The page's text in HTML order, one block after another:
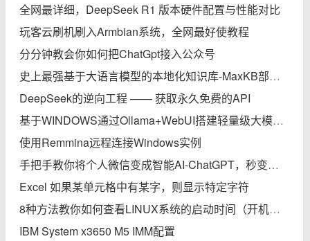
全网最详细，DeepSeek R1 版本硬件配置与性能对比
玩客云刷机刷入Armbian系统，全网最好使教程
分分钟教会你如何把ChatGpt接入公众号
史上最强基于大语言模型的本地化知识库-MaxKB部署实践完全指南
DeepSeek的逆向工程 —— 获取永久免费的API
基于WINDOWS通过Ollama+WebUI搭建轻量级大模型本地知识库
使用Remmina远程连接Windows实例
手把手教你将个人微信变成智能AI-ChatGPT，秒变专家
Excel 如果某单元格中有某字，则显示特定字符
8种方法教你如何查看LINUX系统的启动时间（开机后的运行时间）
IBM System x3650 M5 IMM配置